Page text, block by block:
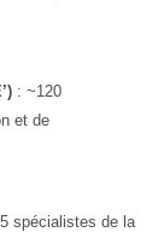
: ~120
et de
spécialistes de la